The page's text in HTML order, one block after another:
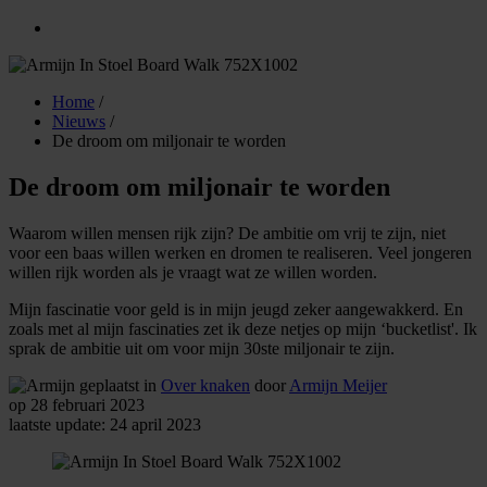
Home /
Nieuws /
De droom om miljonair te worden
De droom om miljonair te worden
Waarom willen mensen rijk zijn? De ambitie om vrij te zijn, niet
voor een baas willen werken en dromen te realiseren. Veel jongeren
willen rijk worden als je vraagt wat ze willen worden.
Mijn fascinatie voor geld is in mijn jeugd zeker aangewakkerd. En
zoals met al mijn fascinaties zet ik deze netjes op mijn ‘bucketlist'. Ik
sprak de ambitie uit om voor mijn 30ste miljonair te zijn.
geplaatst in Over knaken door Armijn Meijer
op 28 februari 2023
laatste update: 24 april 2023